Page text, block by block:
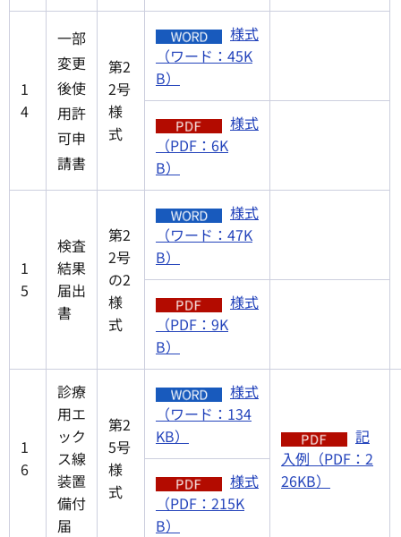
1
4
一部
変更
後使
用許
可申
請書
第2
2号
様
式
様式
（ワード：45K
B）
様式
（PDF：6K
B）
1
5
検査
結果
届出
書
第2
2号
の2
様
式
様式
（ワード：47K
B）
様式
（PDF：9K
B）
1
6
診療
用エ
ック
ス線
装置
備付
届
第2
5号
様
式
様式
（ワード：134
KB）
記
入例（PDF：2
26KB）
様式
（PDF：215K
B）